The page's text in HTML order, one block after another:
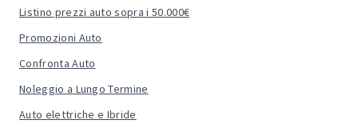
Listino prezzi auto sopra i 50.000€
Promozioni Auto
Confronta Auto
Noleggio a Lungo Termine
Auto elettriche e Ibride